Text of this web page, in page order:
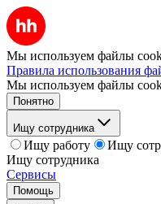
Мы используем файлы
Правила использования
Мы используем файлы
Понятно
Ищу сотрудника
Ищу работу
Ищу
Ищу сотрудника
Сервисы
Помощь